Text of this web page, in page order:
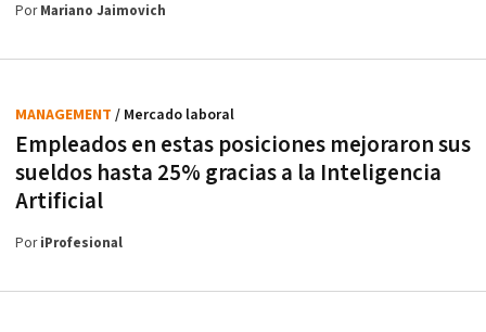
PorMariano Jaimovich
Empleados en estas posiciones mejoraron sus
sueldos hasta 25% gracias a la Inteligencia
Artificial
MANAGEMENT / Mercado laboral
PoriProfesional